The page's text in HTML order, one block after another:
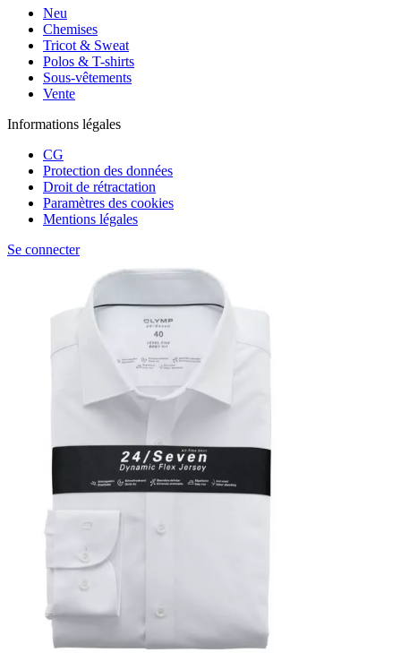
Neu
Chemises
Tricot & Sweat
Polos & T-shirts
Sous-vêtements
Vente
Informations légales
CG
Protection des données
Droit de rétractation
Paramètres des cookies
Mentions légales
Se connecter